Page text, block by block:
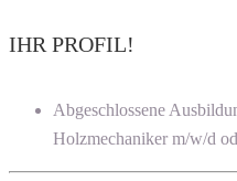
IHR PROFIL!
Abgeschlossene
Holzmechaniker m/w/d